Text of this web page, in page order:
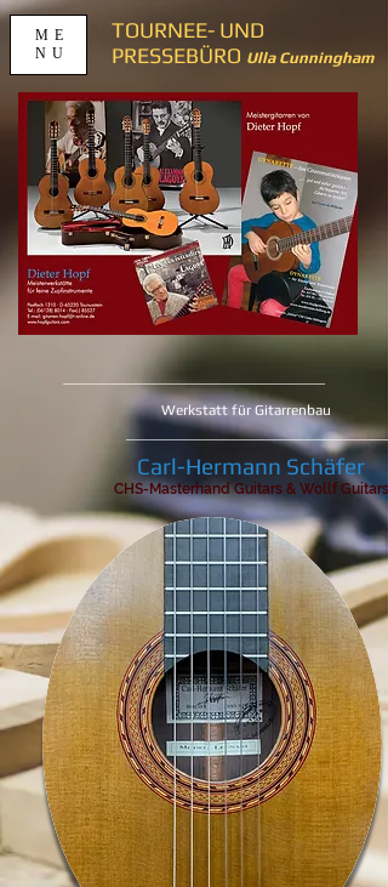
TOURNEE- UND
PRESSEBÜRO Ulla Cunningham
ME
NU
Werkstatt für Gitarrenbau
Carl-Hermann Schäfer
CHS-Masterhand Guitars & Wollf Guitars